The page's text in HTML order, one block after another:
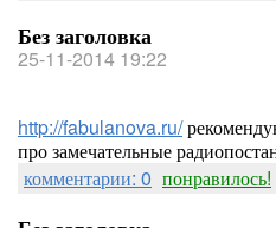
Без заголовка
25-11-2014 19:22
http://fabulanova.ru/
про замечательные
комментарии: 0 понравилось!